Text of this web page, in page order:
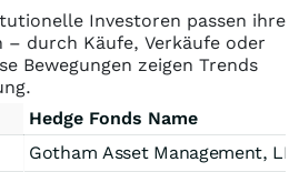
Investoren passen ihre
– durch Käufe, Verkäufe oder
Bewegungen zeigen Trends
Hedge Fonds Name
Gotham Asset Management,